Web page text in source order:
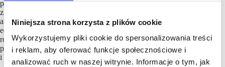
Niniejsza strona korzysta z plików cookie
Wykorzystujemy pliki cookie do spersonalizowania treści
i reklam, aby oferować funkcje społecznościowe i
analizować ruch w naszej witrynie. Informacje o tym, jak
ponad 1500 mkw. mali odkrywcy w wieku od 0 do 10 lat
znajdą dziewięć tematycznych stref i kilkadziesiąt angażujących
atrakcji. Wszystkie zostały zaprojektowane w duchu
edutainment, czyli edukacji przez zabawę. To innowacyjna,
rodzinna atrakcja, która kształtuje kluczowe kompetencje
przyszłości, takie jak krytyczne myślenie, współpraca, empatia
i samodzielność.